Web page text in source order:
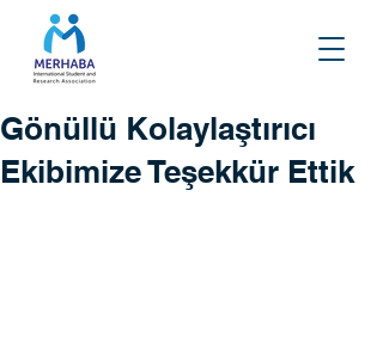
Gönüllü Kolaylaştırıcı
Ekibimize Teşekkür Ettik